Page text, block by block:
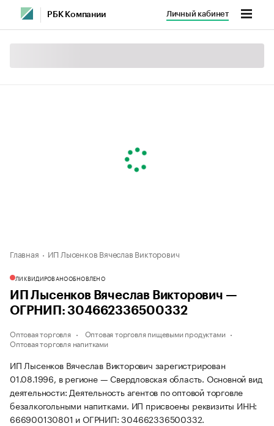
РБК Компании Личный кабинет
Главная ИП Лысенков Вячеслав Викторович
ЛИКВИДИРОВАНООБНОВЛЕНО
ИП Лысенков Вячеслав Викторович —
ОГРНИП: 304662336500332
Оптовая торговля
Оптовая торговля пищевыми продуктами
Оптовая торговля напитками
ИП Лысенков Вячеслав Викторович зарегистрирован
01.08.1996, в регионе — Свердловская область. Основной вид
деятельности: Деятельность агентов по оптовой торговле
безалкогольными напитками. ИП присвоены реквизиты ИНН:
666900130801 и ОГРНИП: 304662336500332.